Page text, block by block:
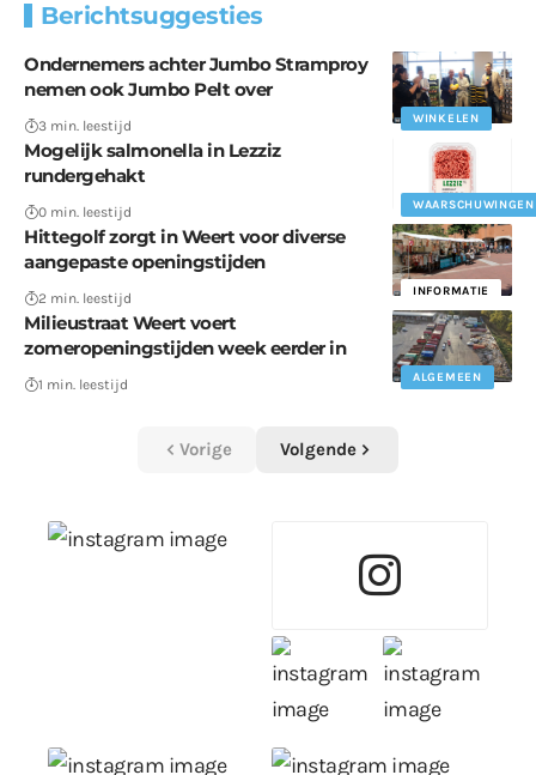
Berichtsuggesties
WINKELEN
Ondernemers achter Jumbo Stramproy
nemen ook Jumbo Pelt over
3 min. leestijd
WAARSCHUWINGEN
Mogelijk salmonella in Lezziz
rundergehakt
0 min. leestijd
INFORMATIE
Hittegolf zorgt in Weert voor diverse
aangepaste openingstijden
2 min. leestijd
ALGEMEEN
Milieustraat Weert voert
zomeropeningstijden week eerder in
1 min. leestijd
Vorige Volgende